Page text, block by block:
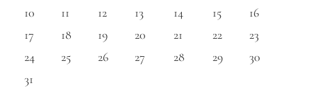
10
11 12 13 14 15
16
17
18 19 20 21 22
23
24
25 26 27 28 29
30
31